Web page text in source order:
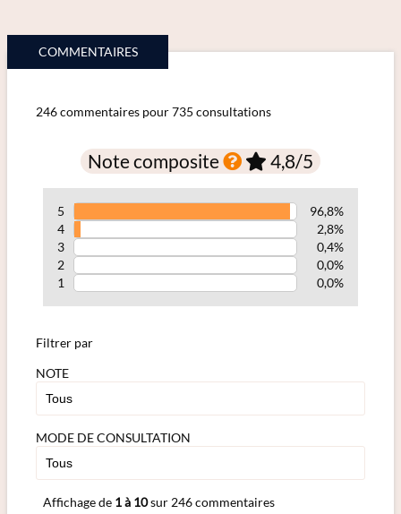
COMMENTAIRES
246 commentaires pour 735 consultations
Note composite 4,8/5
5
96,8%
4
2,8%
3
0,4%
2
0,0%
1
0,0%
Filtrer par
NOTE
MODE DE CONSULTATION
Affichage de 1 à 10sur 246 commentaires